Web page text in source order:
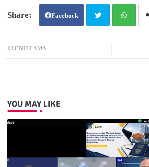
Facebook
LEBIH LAMA
YOU MAY LIKE